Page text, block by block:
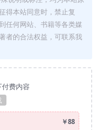
得本站同意时，禁止复
任何网站、书籍等各类媒
者的合法权益，可联系我
费内容
￥88